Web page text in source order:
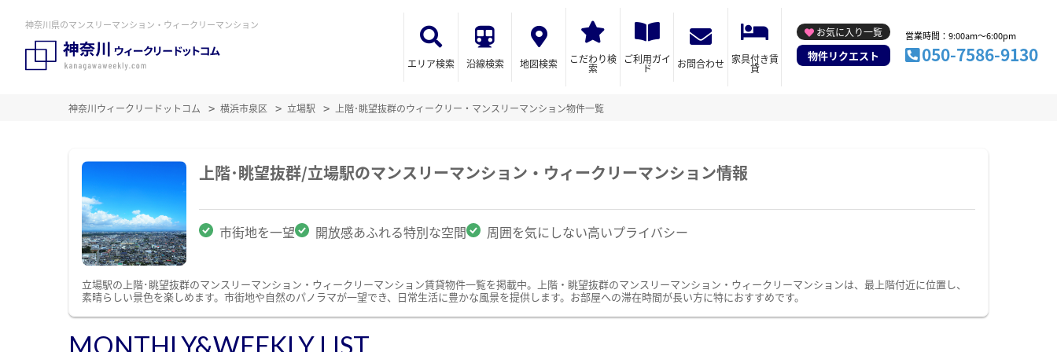
神奈川県のマンスリーマンション・ウィークリーマンション
エリア検索 沿線検索 地図検索 こだわり検
索
ご利用ガイ
ド お問合わせ 家具付き賃
貸
お気に入り一覧
物件リクエスト
営業時間：9:00am～6:00pm
050-7586-9130
神奈川ウィークリードットコム 横浜市泉区 立場駅 上階･眺望抜群のウィークリー・マンスリーマンション物件一覧
上階･眺望抜群/立場駅のマンスリーマンション・ウィークリーマンション情報
市街地を一望 開放感あふれる特別な空間 周囲を気にしない高いプライバシー
立場駅の上階･眺望抜群のマンスリーマンション・ウィークリーマンション賃貸物件一覧を掲載中。上階・眺望抜群のマンスリーマンション・ウィークリーマンションは、最上階付近に位置し、
素晴らしい景色を楽しめます。市街地や自然のパノラマが一望でき、日常生活に豊かな風景を提供します。お部屋への滞在時間が長い方に特におすすめです。
MONTHLY&WEEKLY LIST